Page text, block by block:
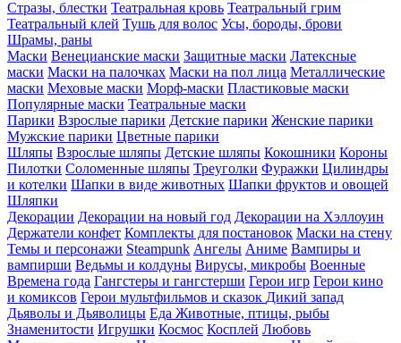
Стразы, блестки Театральная кровь Театральный грим
Театральный клей Тушь для волос Усы, бороды, брови
Шрамы, раны
Маски Венецианские маски Защитные маски Латексные
маски Маски на палочках Маски на пол лица Металлические
маски Меховые маски Морф-маски Пластиковые маски
Популярные маски Театральные маски
Парики Взрослые парики Детские парики Женские парики
Мужские парики Цветные парики
Шляпы Взрослые шляпы Детские шляпы Кокошники Короны
Пилотки Соломенные шляпы Треуголки Фуражки Цилиндры
и котелки Шапки в виде животных Шапки фруктов и овощей
Шляпки
Декорации Декорации на новый год Декорации на Хэллоуин
Держатели конфет Комплекты для постановок Маски на стену
Темы и персонажи Steampunk Ангелы Аниме Вампиры и
вампирши Ведьмы и колдуны Вирусы, микробы Военные
Времена года Гангстеры и гангстерши Герои игр Герои кино
и комиксов Герои мультфильмов и сказок Дикий запад
Дьяволы и Дьяволицы Еда Животные, птицы, рыбы
Знаменитости Игрушки Космос Косплей Любовь